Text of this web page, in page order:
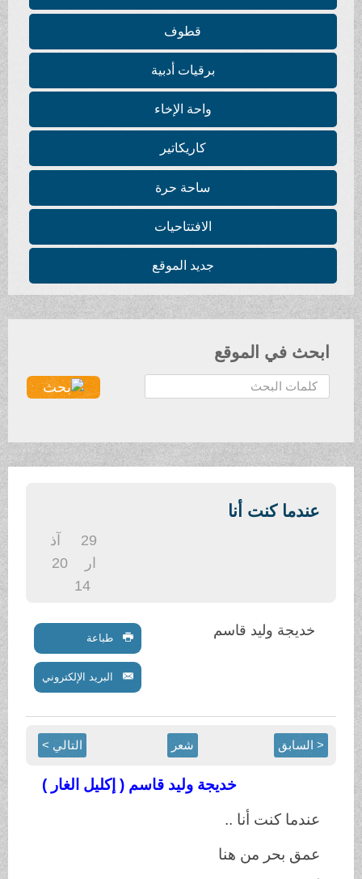
قطوف
برقيات أدبية
واحة الإخاء
كاريكاتير
ساحة حرة
الافتتاحيات
جديد الموقع
ابحث في الموقع
ح
ث
عندما كنت أنا
20
14
خديجة وليد قاسم طباعة
البريد الإلكتروني
< السابق شعر التالي >
خديجة وليد قاسم ( إكليل الغار )
عندما كنت أنا ..
عمق بحر من هنا